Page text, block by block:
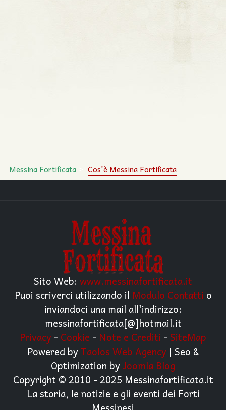
Messina Fortificata Cos'è Messina Fortificata
Sito Web: www.messinafortificata.it
Puoi scriverci utilizzando il Modulo Contatti o
inviandoci una mail all'indirizzo:
messinafortificata[@]hotmail.it
Privacy - Cookie - Note e Crediti - SiteMap
Powered byTaolos Web Agency| Seo &
Optimization byJoomla Blog
Copyright © 2010 - 2025 Messinafortificata.it
La storia, le notizie e gli eventi dei Forti